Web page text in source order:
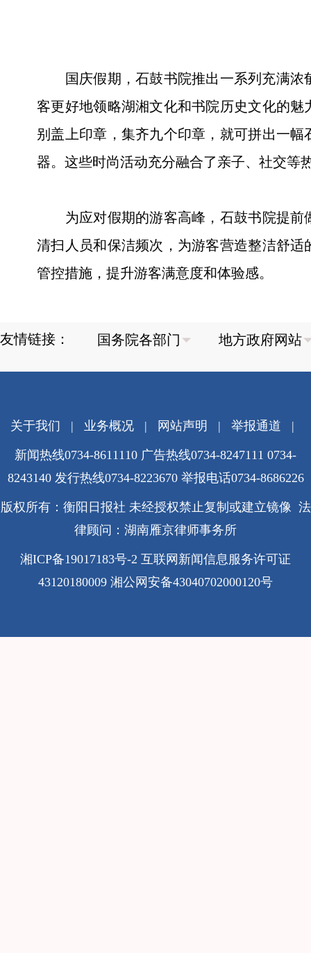
国庆假期，石鼓书院推出一系列充满浓
客更好地领略湖湘文化和书院历史文化的
别盖上印章，集齐九个印章，就可拼出一
器。这些时尚活动充分融合了亲子、社交等
为应对假期的游客高峰，石鼓书院提前
清扫人员和保洁频次，为游客营造整洁舒
管控措施，提升游客满意度和体验感。
友情链接：
关于我们 | 业务概况| 网站声明 | 举报通道 |
新闻热线0734-8611110 广告热线0734-8247111 0734-
8243140 发行热线0734-8223670 举报电话0734-8686226
版权所有：衡阳日报社 未经授权禁止复制或建立镜像 法
律顾问：湖南雁京律师事务所
湘ICP备19017183号-2 互联网新闻信息服务许可证
43120180009 湘公网安备43040702000120号